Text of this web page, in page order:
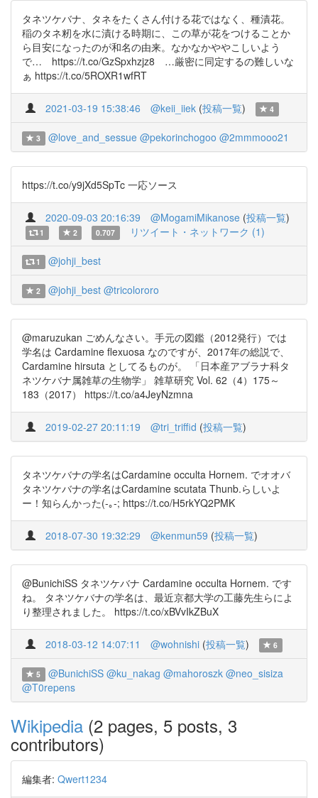
タネツケバナ、タネをたくさん付ける花ではなく、種漬花。
稲のタネ籾を水に漬ける時期に、この草が花をつけることか
ら目安になったのが和名の由来。なかなかややこしいよう
で… https://t.co/GzSpxhzjz8 …厳密に同定するの難しいな
ぁ https://t.co/5ROXR1wfRT
2021-03-19 15:38:46 @keii_iiek (投稿一覧) 4
3 @love_and_sessue @pekorinchogoo @2mmmooo21
https://t.co/y9jXd5SpTc 一応ソース
2020-09-03 20:16:39 @MogamiMikanose (投稿一覧)
1 2 0.707 リツイート・ネットワーク (1)
1 @johji_best
2 @johji_best @tricolororo
@maruzukan ごめんなさい。手元の図鑑（2012発行）では
学名は Cardamine flexuosa なのですが、2017年の総説で、
Cardamine hirsuta としてるものが。 「日本産アブラナ科タ
ネツケバナ属雑草の生物学」 雑草研究 Vol. 62（4）175～
183（2017） https://t.co/a4JeyNzmna
2019-02-27 20:11:19 @tri_triffid (投稿一覧)
タネツケバナの学名はCardamine occulta Hornem. でオオバ
タネツケバナの学名はCardamine scutata Thunb.らしいよ
ー！知らんかった(-｡-; https://t.co/H5rkYQ2PMK
2018-07-30 19:32:29 @kenmun59 (投稿一覧)
@BunichiSS タネツケバナ Cardamine occulta Hornem. です
ね。 タネツケバナの学名は、最近京都大学の工藤先生らによ
り整理されました。 https://t.co/xBVvIkZBuX
2018-03-12 14:07:11 @wohnishi (投稿一覧) 6
5 @BunichiSS @ku_nakag @mahoroszk @neo_sisiza
@T0repens
Wikipedia (2 pages, 5 posts, 3
contributors)
編集者: Qwert1234